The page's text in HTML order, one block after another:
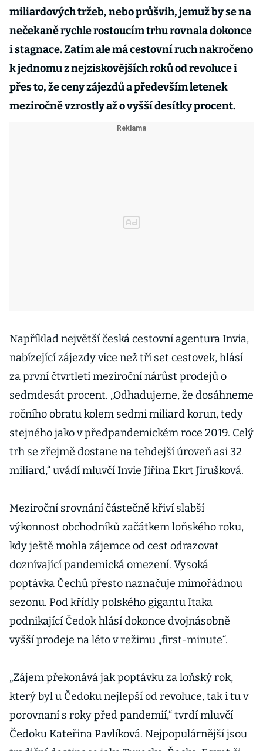
miliardových tržeb, nebo průšvih, jemuž by se na
nečekaně rychle rostoucím trhu rovnala dokonce
i stagnace. Zatím ale má cestovní ruch nakročeno
k jednomu z nejziskovějších roků od revoluce i
přes to, že ceny zájezdů a především letenek
meziročně vzrostly až o vyšší desítky procent.
Například největší česká cestovní agentura Invia,
nabízející zájezdy více než tří set cestovek, hlásí
za první čtvrtletí meziroční nárůst prodejů o
sedmdesát procent. „Odhadujeme, že dosáhneme
ročního obratu kolem sedmi miliard korun, tedy
stejného jako v předpandemickém roce 2019. Celý
trh se zřejmě dostane na tehdejší úroveň asi 32
miliard,“ uvádí mluvčí Invie Jiřina Ekrt Jirušková.
Meziroční srovnání částečně křiví slabší
výkonnost obchodníků začátkem loňského roku,
kdy ještě mohla zájemce od cest odrazovat
doznívající pandemická omezení. Vysoká
poptávka Čechů přesto naznačuje mimořádnou
sezonu. Pod křídly polského gigantu Itaka
podnikající Čedok hlásí dokonce dvojnásobně
vyšší prodeje na léto v režimu „first-minute“.
„Zájem překonává jak poptávku za loňský rok,
který byl u Čedoku nejlepší od revoluce, tak i tu v
porovnaní s roky před pandemií,“ tvrdí mluvčí
Čedoku Kateřina Pavlíková. Nejpopulárnější jsou